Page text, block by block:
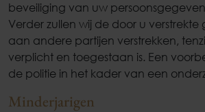
beveiliging van uw
Verder zullen wij de door u verstrekte
aan andere partijen verstrekken,
verplicht en toegestaan is. Een
de politie in het kader van een
Minderjarigen